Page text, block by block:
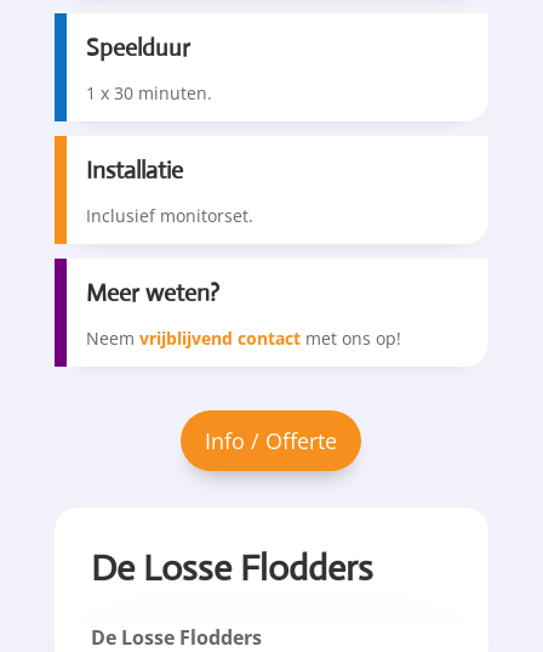
Speelduur
1 x 30 minuten.
Installatie
Inclusief monitorset.
Meer weten?
Neem vrijblijvend contactmet ons op!
De Losse Flodders
De Losse Flodders